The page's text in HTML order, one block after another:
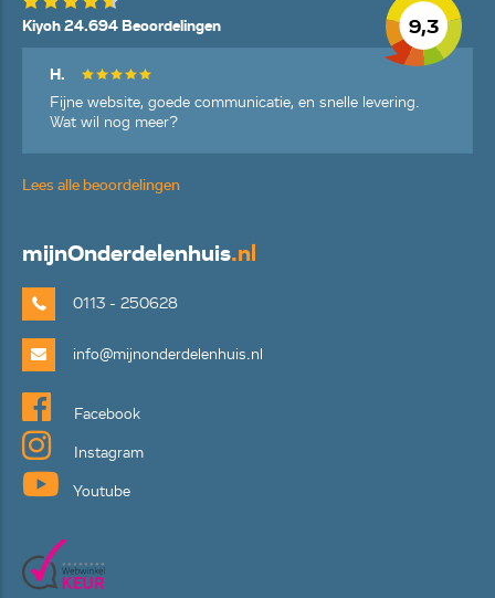
9,3
Kiyoh 24.694 Beoordelingen
H.
Fijne website, goede communicatie, en snelle levering.
Wat wil nog meer?
Lees alle beoordelingen
mijnOnderdelenhuis.nl
0113 - 250628
info@mijnonderdelenhuis.nl
Facebook
Instagram
Youtube